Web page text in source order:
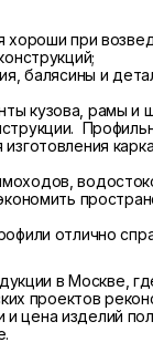
при
балясины и
кузова, рамы и
отлично
в Москве,
проектов
и цена изделий